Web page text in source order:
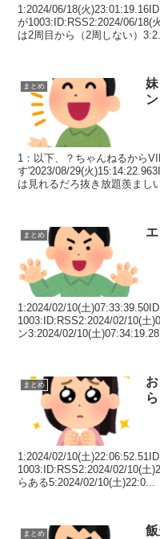
1:2024/06/18(火
が1003:ID:RSS2:2024/06/18(
は2周目から（2周しない）
まとめ
1：以下、？ちゃんねるから
す'2023/08/29(火
は見れるだろ抜き放題羨まし
まとめ
1:2024/02/10(土
1003:ID:RSS2:2024/02/10(土
ン3:2024/02/10(土
まとめ
1:2024/02/10(土
1003:ID:RSS2:2024/02/10(土
らある5:2024/02/10(土)22:0...
まとめ